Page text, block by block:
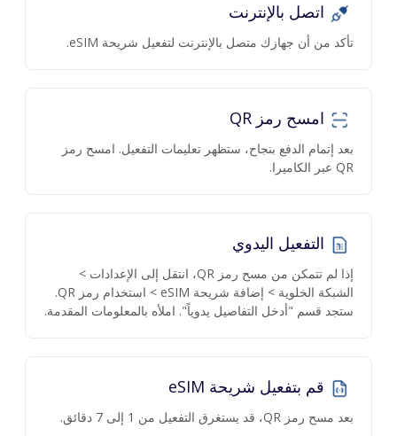
اتصل بالإنترنت
تأكد من أن جهازك متصل بالإنترنت لتفعيل شريحة eSIM.
امسح رمز QR
بعد إتمام الدفع بنجاح، ستظهر تعليمات التفعيل. امسح رمز
QR عبر الكاميرا.
التفعيل اليدوي
إذا لم تتمكن من مسح رمز QR، انتقل إلى الإعدادات >
الشبكة الخلوية > إضافة شريحة eSIM > استخدام رمز QR.
ستجد قسم "أدخل التفاصيل يدوياً". املأه بالمعلومات المقدمة.
قم بتفعيل شريحة eSIM
بعد مسح رمز QR، قد يستغرق التفعيل من 1 إلى 7 دقائق.